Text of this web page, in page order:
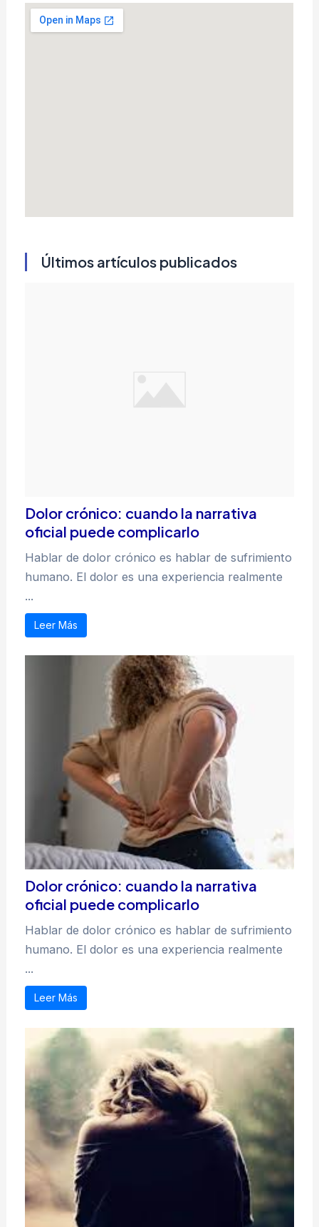
Últimos artículos publicados
Dolor crónico: cuando la narrativa
oficial puede complicarlo
Hablar de dolor crónico es hablar de sufrimiento
humano. El dolor es una experiencia realmente
...
Leer Más
Dolor crónico: cuando la narrativa
oficial puede complicarlo
Hablar de dolor crónico es hablar de sufrimiento
humano. El dolor es una experiencia realmente
...
Leer Más